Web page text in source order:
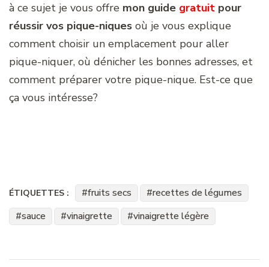
à ce sujet je vous offre mon guide gratuit pour
réussir vos pique-niques où je vous explique
comment choisir un emplacement pour aller
pique-niquer, où dénicher les bonnes adresses, et
comment préparer votre pique-nique. Est-ce que
ça vous intéresse?
ÉTIQUETTES : fruits secs
recettes de légumes
sauce
vinaigrette vinaigrette légère